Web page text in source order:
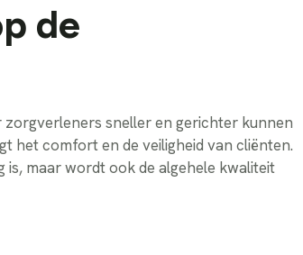
de
sneller en gerichter kunnen
het comfort en de veiligheid van cliënten.
maar wordt ook de algehele kwaliteit